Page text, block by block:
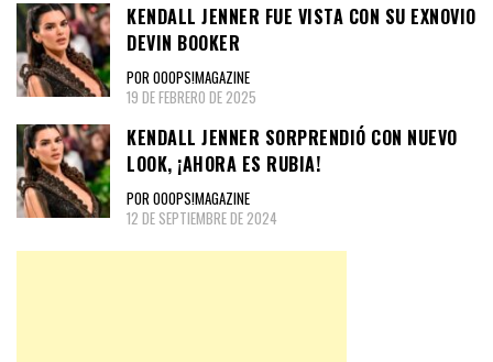
KENDALL JENNER FUE VISTA CON SU EXNOVIO
DEVIN BOOKER
POR OOOPS!MAGAZINE
19 DE FEBRERO DE 2025
KENDALL JENNER SORPRENDIÓ CON NUEVO
LOOK, ¡AHORA ES RUBIA!
POR OOOPS!MAGAZINE
12 DE SEPTIEMBRE DE 2024